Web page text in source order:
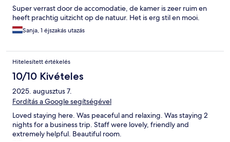
Super verrast door de accomodatie, de kamer is zeer ruim en
heeft prachtig uitzicht op de natuur. Het is erg stil en mooi.
Sanja, 1 éjszakás utazás
Hitelesített értékelés
10/10 Kivételes
2025. augusztus 7.
Fordítás a Google segítségével
Loved staying here. Was peaceful and relaxing. Was staying 2
nights for a business trip. Staff were lovely, friendly and
extremely helpful. Beautiful room.